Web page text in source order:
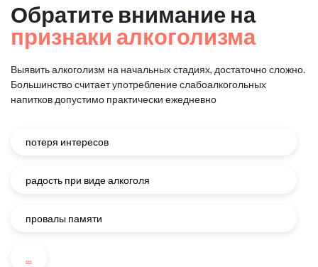
Обратите внимание на
признаки алкоголизма
Выявить алкоголизм на начальных стадиях, достаточно сложно.
Большинство считает употребление слабоалкогольных
напитков допустимо практически ежедневно
потеря интересов
радость при виде алкоголя
провалы памяти
...